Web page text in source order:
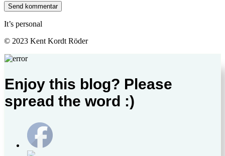
It’s personal
© 2023 Kent Kordt Röder
Enjoy this blog? Please
spread the word :)